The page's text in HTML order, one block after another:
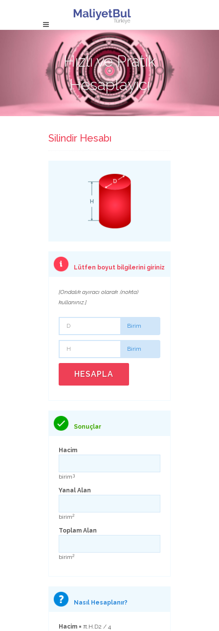
Hızlı ve Pratik
Hesaplayıcı
Silindir Hesabı
Lütfen boyut bilgilerini giriniz
[Ondalık ayıracı olarak .(nokta)
kullanınız.]
Birim
Birim
HESAPLA
Sonuçlar
Hacim
birim 3
Yanal Alan
birim2
Toplam Alan
birim2
Nasıl Hesaplanır?
Hacim = π.H.D2 / 4